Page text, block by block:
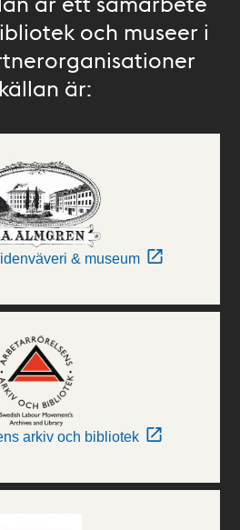
och museer i
är:
& museum
arkiv och bibliotek